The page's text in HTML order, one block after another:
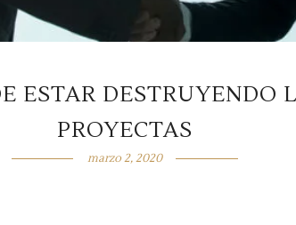
ESTAR DESTRUYENDO
PROYECTAS
marzo 2, 2020